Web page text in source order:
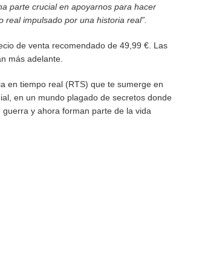
parte crucial en apoyarnos para hacer
impulsado por una historia real”.
de venta recomendado de 49,99 €. Las
más adelante.
en tiempo real (RTS) que te sumerge en
en un mundo plagado de secretos donde
y ahora forman parte de la vida